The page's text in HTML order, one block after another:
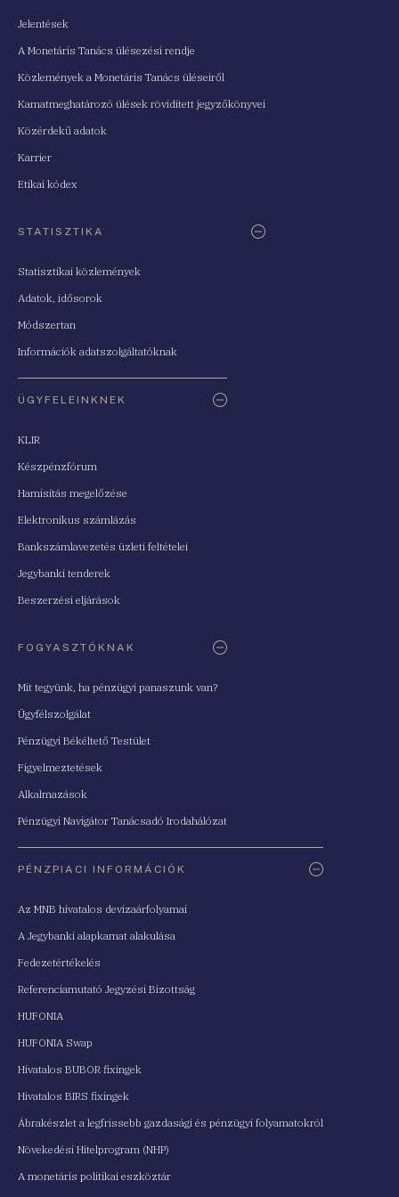
Jelentések
A Monetáris Tanács ülésezési rendje
Közlemények a Monetáris Tanács üléseiről
Kamatmeghatározó ülések rövidített jegyzőkönyvei
Közérdekű adatok
Karrier
Etikai kódex
STATISZTIKA
Statisztikai közlemények
Adatok, idősorok
Módszertan
Információk adatszolgáltatóknak
ÜGYFELEINKNEK
KLIR
Készpénzfórum
Hamisítás megelőzése
Elektronikus számlázás
Bankszámlavezetés üzleti feltételei
Jegybanki tenderek
Beszerzési eljárások
FOGYASZTÓKNAK
Mit tegyünk, ha pénzügyi panaszunk van?
Ügyfélszolgálat
Pénzügyi Békéltető Testület
Figyelmeztetések
Alkalmazások
Pénzügyi Navigátor Tanácsadó Irodahálózat
PÉNZPIACI INFORMÁCIÓK
Az MNB hivatalos devizaárfolyamai
A Jegybanki alapkamat alakulása
Fedezetértékelés
Referenciamutató Jegyzési Bizottság
HUFONIA
HUFONIA Swap
Hivatalos BUBOR fixingek
Hivatalos BIRS fixingek
Ábrakészlet a legfrissebb gazdasági és pénzügyi folyamatokról
Növekedési Hitelprogram (NHP)
A monetáris politikai eszköztár